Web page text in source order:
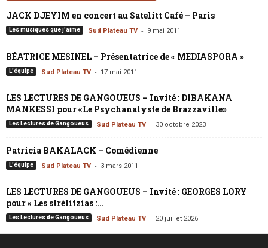
JACK DJEYIM en concert au Satelitt Café – Paris
Les musiques que j'aime Sud Plateau TV - 9 mai 2011
BÉATRICE MESINEL – Présentatrice de « MEDIASPORA »
L'équipe Sud Plateau TV - 17 mai 2011
LES LECTURES DE GANGOUEUS – Invité : DIBAKANA
MANKESSI pour «Le Psychanalyste de Brazzaville»
Les Lectures de Gangoueus Sud Plateau TV - 30 octobre 2023
Patricia BAKALACK – Comédienne
L'équipe Sud Plateau TV - 3 mars 2011
LES LECTURES DE GANGOUEUS – Invité : GEORGES LORY
pour « Les strélitzias :...
Les Lectures de Gangoueus Sud Plateau TV - 20 juillet 2026